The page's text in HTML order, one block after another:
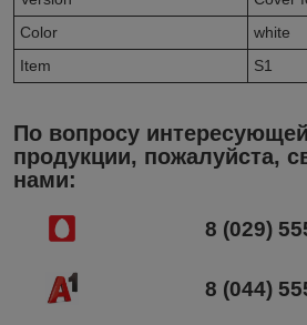
Color
white
Item
S1
По вопросу
продукции, пожалуйста,
нами:
8 (029)
8 (044)